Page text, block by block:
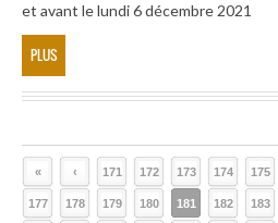
et avant le lundi 6 décembre 2021
PLUS
« ‹ 171 172 173 174 175
177 178 179 180 181 182 183